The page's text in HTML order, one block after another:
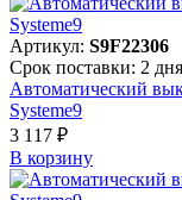
Артикул: S9F22306
Срок поставки: 2 дня
Автоматический
Systeme9
3 117 ₽
В корзинy